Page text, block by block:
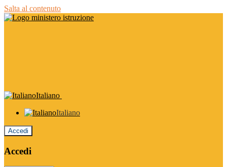
Salta al contenuto
Italiano
Italiano
Accedi
Accedi